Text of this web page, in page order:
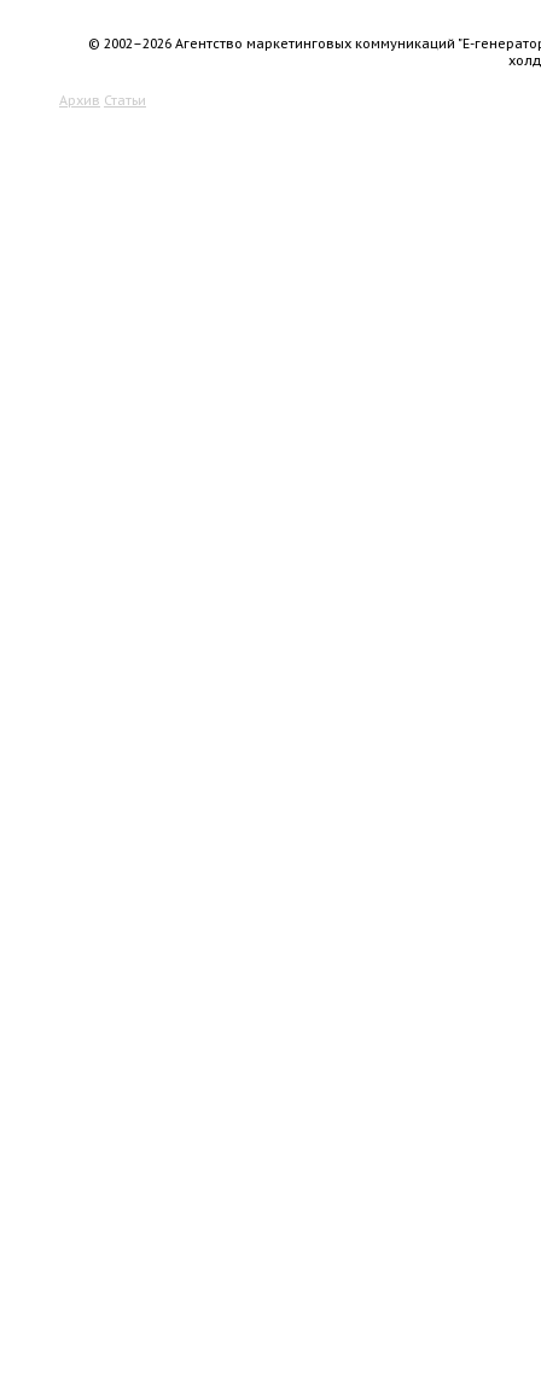
© 2002–2026 Агентство маркетинговых коммуникаций "Е-
Архив Статьи